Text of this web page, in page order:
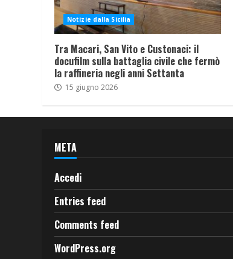
Notizie dalla Sicilia
Tra Macari, San Vito e Custonaci: il
docufilm sulla battaglia civile che fermò
la raffineria negli anni Settanta
15 giugno 2026
META
Accedi
Entries feed
Comments feed
WordPress.org